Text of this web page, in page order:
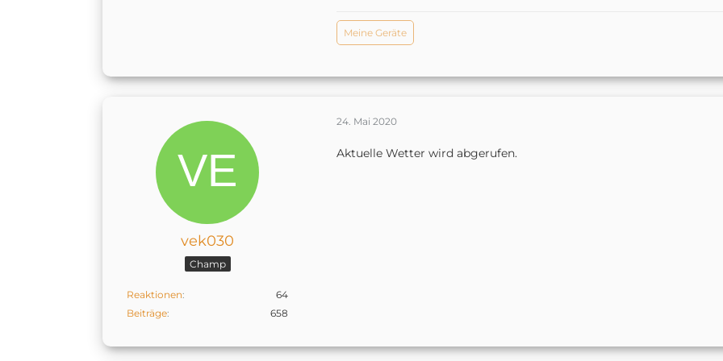
Meine Geräte
vek030
Champ
Reaktionen
64
Beiträge
658
24. Mai 2020
Aktuelle Wetter wird abgerufen.